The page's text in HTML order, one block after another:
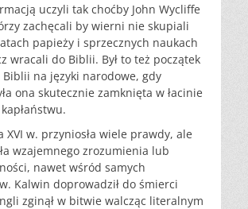
uczyli tak choćby John Wycliffe
zachęcali by wierni nie skupiali
papieży i sprzecznych naukach
wracali do Biblii. Był to też początek
Biblii na języki narodowe, gdy
ona skutecznie zamknięta w łacinie
XVI w. przyniosła wiele prawdy, ale
wzajemnego zrozumienia lub
nawet wśród samych
Kalwin doprowadził do śmierci
zginął w bitwie walcząc literalnym